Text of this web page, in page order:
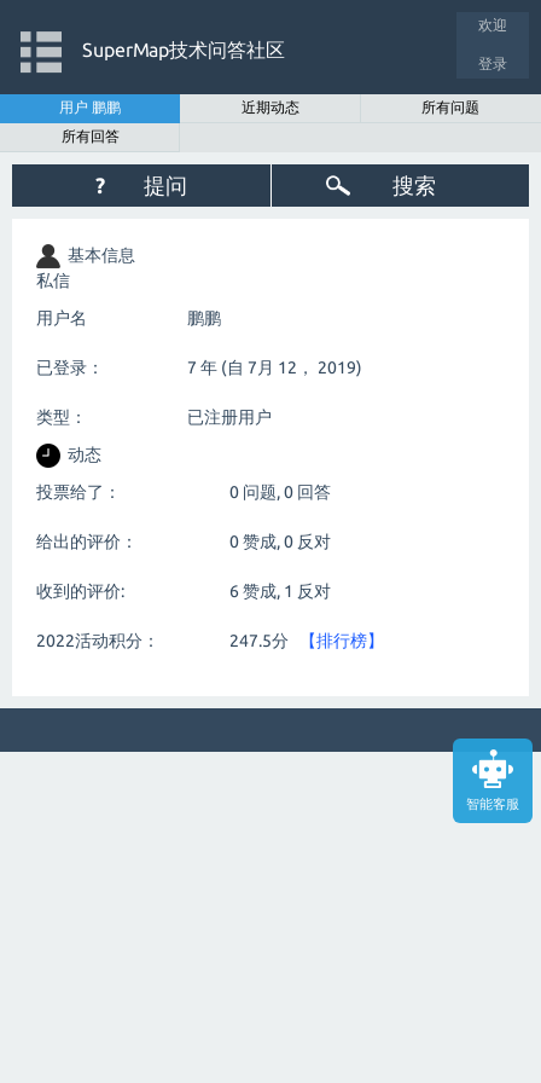
智能客服
欢迎
登录
SuperMap技术问答社区
用户 鹏鹏 近期动态
所有问题
所有回答
? 提问 搜索
基本信息
私信
用户名
鹏鹏
已登录： 7 年 (自 7月 12， 2019)
类型：
已注册用户
动态
投票给了：
0 问题,0 回答
给出的评价： 0赞成,0 反对
收到的评价: 6 赞成, 1 反对
2022活动积分： 247.5分 【排行榜】